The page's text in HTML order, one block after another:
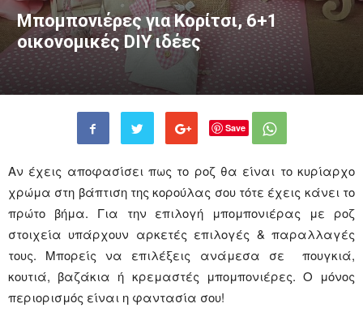
Είδη
συσκευασίας,
Μπομπονιέρες
Γάμου,
Μπομπονιέρες για Κορίτσι, 6+1
οικονομικές DIY ιδέες
Save
Αν έχεις αποφασίσει πως το ροζ θα είναι το κυρίαρχο
χρώμα στη βάπτιση της κορούλας σου τότε έχεις κάνει το
πρώτο βήμα. Για την επιλογή μπομπονιέρας με ροζ
στοιχεία υπάρχουν αρκετές επιλογές & παραλλαγές
τους. Μπορείς να επιλέξεις ανάμεσα σε πουγκιά,
κουτιά, βαζάκια ή κρεμαστές μπομπονιέρες. Ο μόνος
περιορισμός είναι η φαντασία σου!